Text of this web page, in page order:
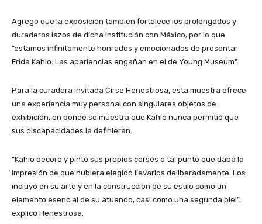
Agregó que la exposición también fortalece los prolongados y
duraderos lazos de dicha institución con México, por lo que
“estamos infinitamente honrados y emocionados de presentar
Frida Kahlo: Las apariencias engañan en el de Young Museum”.
Para la curadora invitada Cirse Henestrosa, esta muestra ofrece
una experiencia muy personal con singulares objetos de
exhibición, en donde se muestra que Kahlo nunca permitió que
sus discapacidades la definieran.
“Kahlo decoró y pintó sus propios corsés a tal punto que daba la
impresión de que hubiera elegido llevarlos deliberadamente. Los
incluyó en su arte y en la construcción de su estilo como un
elemento esencial de su atuendo, casi como una segunda piel”,
explicó Henestrosa.